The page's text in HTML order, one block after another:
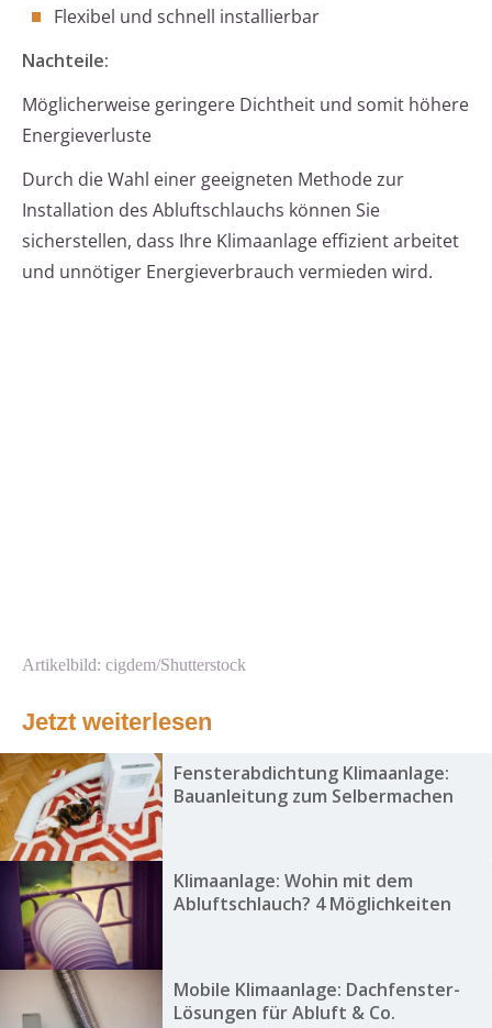
Flexibel und schnell installierbar
Nachteile:
Möglicherweise geringere Dichtheit und somit höhere
Energieverluste
Durch die Wahl einer geeigneten Methode zur
Installation des Abluftschlauchs können Sie
sicherstellen, dass Ihre Klimaanlage effizient arbeitet
und unnötiger Energieverbrauch vermieden wird.
Artikelbild: cigdem/Shutterstock
Jetzt weiterlesen
Fensterabdichtung Klimaanlage:
Bauanleitung zum Selbermachen
Klimaanlage: Wohin mit dem
Abluftschlauch? 4 Möglichkeiten
Mobile Klimaanlage: Dachfenster-
Lösungen für Abluft & Co.